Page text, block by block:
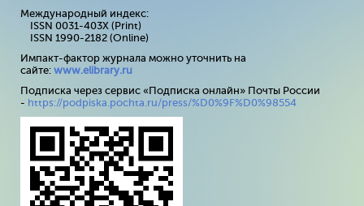
Международный индекс:
ISSN 0031-403X (Print)
ISSN 1990-2182 (Online)
Импакт-фактор журнала можно уточнить на
сайте: www.elibrary.ru
Подписка через сервис «Подписка онлайн» Почты России
- https://podpiska.pochta.ru/press/%D0%9F%D0%98554